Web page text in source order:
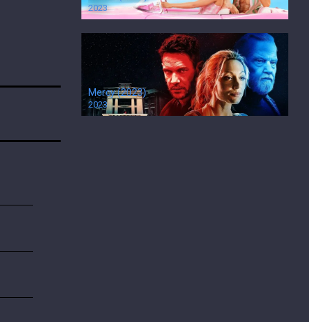
2023
Mercy (2023)
2023